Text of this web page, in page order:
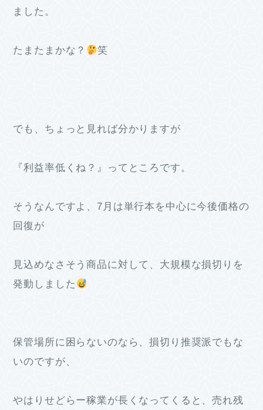
ました。
たまたまかな？ 笑
でも、ちょっと見れば分かりますが
『利益率低くね？』ってところです。
そうなんですよ、7月は単行本を中心に今後価格の
回復が
見込めなさそう商品に対して、大規模な損切りを
発動しました
保管場所に困らないのなら、損切り推奨派でもな
いのですが、
やはりせどらー稼業が長くなってくると、売れ残